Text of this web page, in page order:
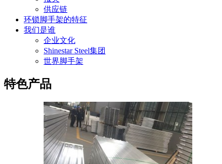
供应链
环锁脚手架的特征
我们是谁
企业文化
Shinestar Steel集团
世界脚手架
特色产品